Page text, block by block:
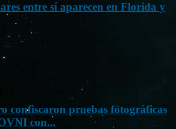
entre sí aparecen en Florida y
confiscaron pruebas fotográficas
con...